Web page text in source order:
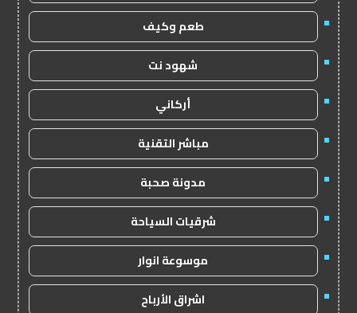
طعم وكيف
شهود نت
أركاني
مباشر التقنية
مدونة صحبة
شرقيات السياحة
موسوعة انوار
اشراق الأرباح